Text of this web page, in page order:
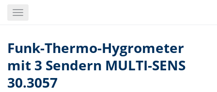
Toggle
Funk-Thermo-Hygrometer
mit 3 Sendern MULTI-SENS
30.3057